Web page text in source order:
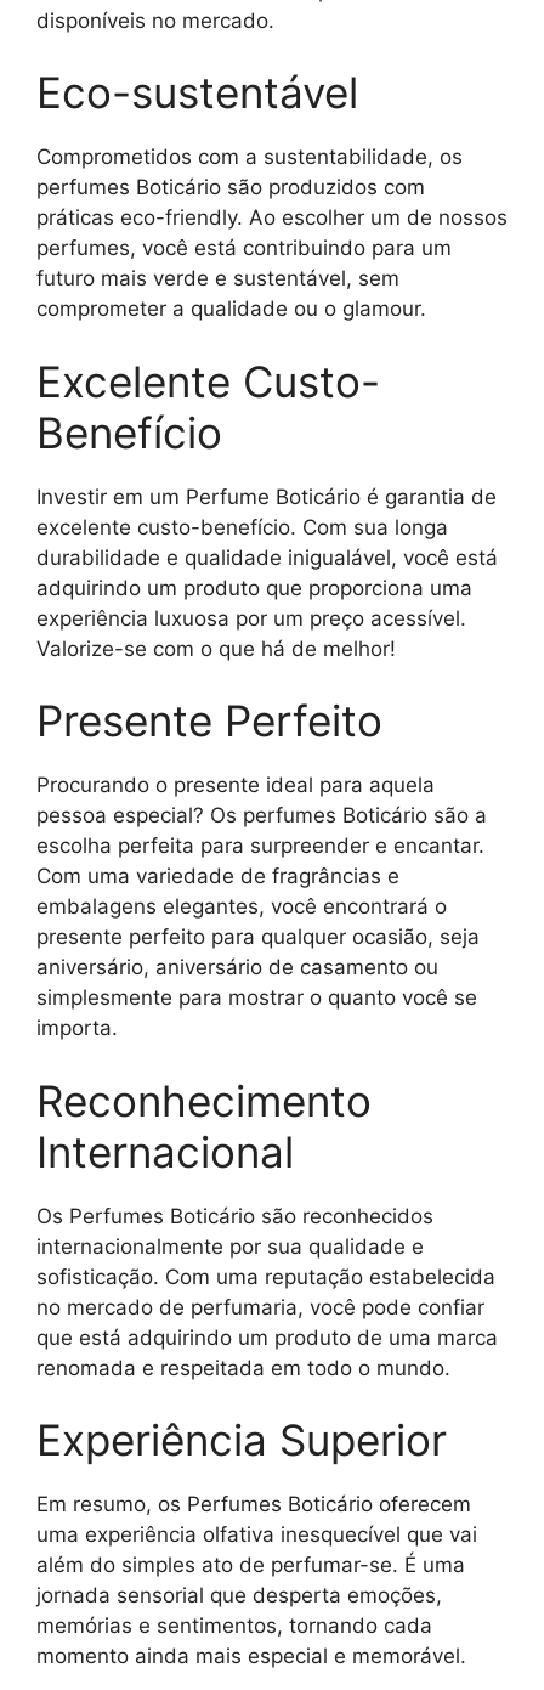
disponíveis no mercado.
Eco-sustentável
Comprometidos com a sustentabilidade, os
perfumes Boticário são produzidos com
práticas eco-friendly. Ao escolher um de nossos
perfumes, você está contribuindo para um
futuro mais verde e sustentável, sem
comprometer a qualidade ou o glamour.
Excelente Custo-
Benefício
Investir em um Perfume Boticário é garantia de
excelente custo-benefício. Com sua longa
durabilidade e qualidade inigualável, você está
adquirindo um produto que proporciona uma
experiência luxuosa por um preço acessível.
Valorize-se com o que há de melhor!
Presente Perfeito
Procurando o presente ideal para aquela
pessoa especial? Os perfumes Boticário são a
escolha perfeita para surpreender e encantar.
Com uma variedade de fragrâncias e
embalagens elegantes, você encontrará o
presente perfeito para qualquer ocasião, seja
aniversário, aniversário de casamento ou
simplesmente para mostrar o quanto você se
importa.
Reconhecimento
Internacional
Os Perfumes Boticário são reconhecidos
internacionalmente por sua qualidade e
sofisticação. Com uma reputação estabelecida
no mercado de perfumaria, você pode confiar
que está adquirindo um produto de uma marca
renomada e respeitada em todo o mundo.
Experiência Superior
Em resumo, os Perfumes Boticário oferecem
uma experiência olfativa inesquecível que vai
além do simples ato de perfumar-se. É uma
jornada sensorial que desperta emoções,
memórias e sentimentos, tornando cada
momento ainda mais especial e memorável.